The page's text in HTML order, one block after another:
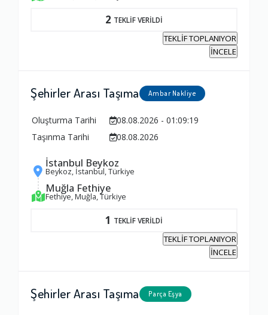
2 TEKLİF VERİLDİ
TEKLİF TOPLANIYOR
İNCELE
Şehirler Arası Taşıma Ambar Nakliye
Oluşturma Tarihi
08.08.2026 - 01:09:19
Taşınma Tarihi
08.08.2026
İstanbul Beykoz
Beykoz, İstanbul, Türkiye
Muğla Fethiye
Fethiye, Muğla, Türkiye
1 TEKLİF VERİLDİ
TEKLİF TOPLANIYOR
İNCELE
Şehirler Arası Taşıma Parça Eşya